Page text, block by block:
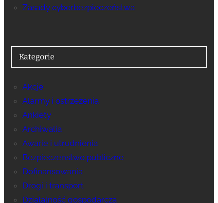
Zasady cyberbezpieczeństwa
Kategorie
Akcje
Alarmy i ostrzeżenia
Ankiety
Archiwalia
Awarie i utrudnienia
Bezpieczeństwo publiczne
Dofinansowania
Drogi i transport
Działalność gospodarcza